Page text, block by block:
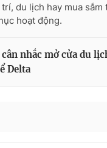
du lịch hay mua sắm
hoạt động.
nhắc mở cửa du
Delta